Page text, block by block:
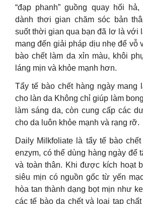
“đạp phanh” guồng quay hối
dành thơi gian chăm sóc bản
suốt thời gian qua bạn đã lơ là với
mang đến giải pháp dịu nhẹ để vỗ
bào chết làm da xỉn màu, khôi
láng mịn và khỏe mạnh hơn.
Tẩy tế bào chết hàng ngày mang
cho làn da Không chỉ giúp làm
làm sáng da, còn cung cấp các
cho da luôn khỏe mạnh và rạng rỡ.
Daily Milkfoliate là tẩy tế bào
enzym, có thể dùng hàng ngày để
và toàn thân. Khi được kích hoạt
siêu mịn có nguồn gốc từ yến
hòa tan thành dạng bọt mịn như
các tế bào da chết và loại tạp